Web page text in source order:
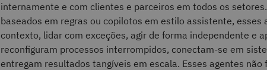
internamente e com clientes e parceiros em todos os
baseados em regras ou copilotos em estilo assistente,
contexto, lidar com exceções, agir de forma independente e
reconfiguram processos interrompidos, conectam-se em
entregam resultados tangíveis em escala. Esses agentes não